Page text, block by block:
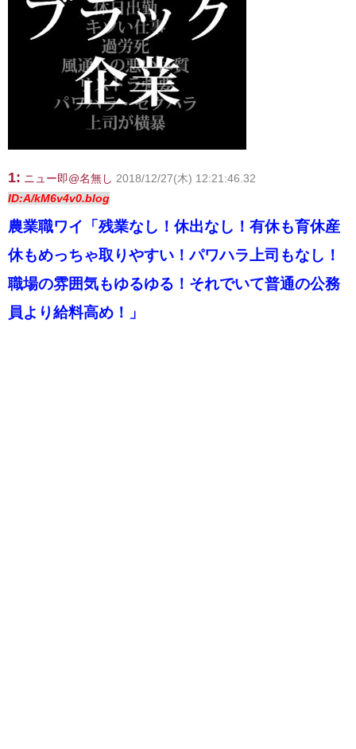
1: ニュー即@名無し 2018/12/27(木) 12:21:46.32
ID:A/kM6v4v0.blog
農業職ワイ「残業なし！休出なし！有休も育休産
休もめっちゃ取りやすい！パワハラ上司もなし！
職場の雰囲気もゆるゆる！それでいて普通の公務
員より給料高め！」